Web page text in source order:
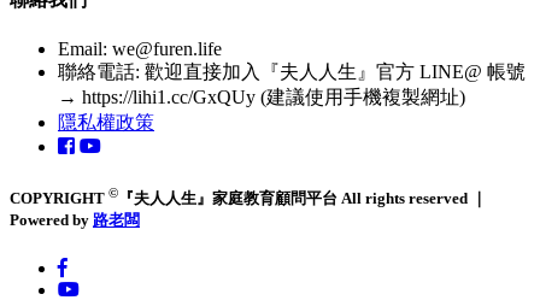
Email: we@furen.life
聯絡電話: 歡迎直接加入『夫人人生』官方 LINE@ 帳號
→ https://lihi1.cc/GxQUy (建議使用手機複製網址)
隱私權政策
COPYRIGHT ©
『夫人人生』家庭教育顧問平台 All rights reserved ｜
Powered by 路老闆